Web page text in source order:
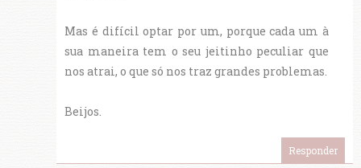
Mas é difícil optar por um, porque cada um à
sua maneira tem o seu jeitinho peculiar que
nos atrai, o que só nos traz grandes problemas.
Beijos.
Responder